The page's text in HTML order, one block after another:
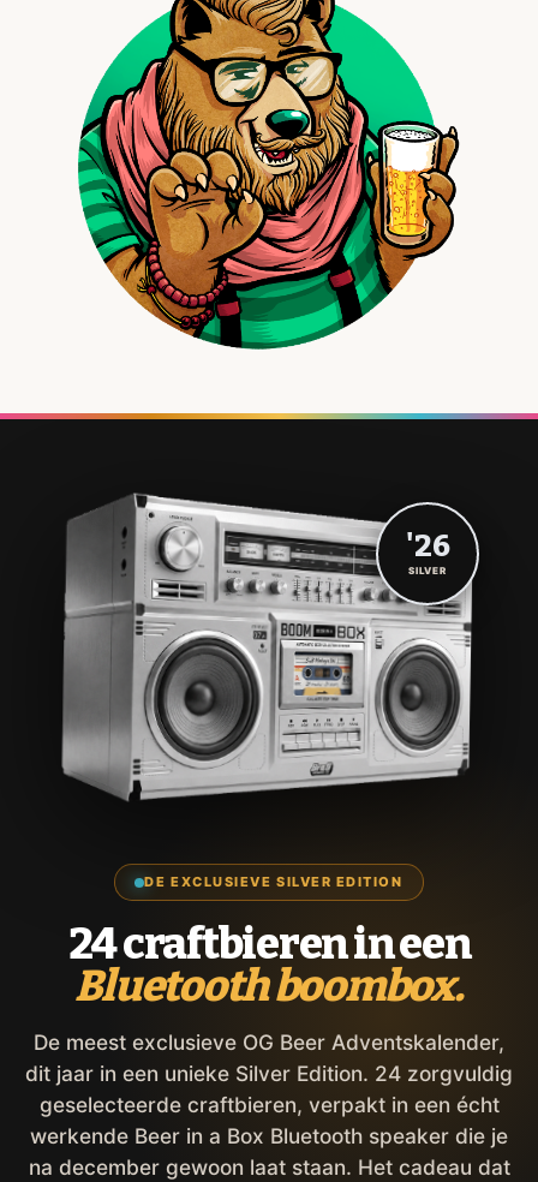
DE EXCLUSIEVE SILVER EDITION
24 craftbieren in een
Bluetooth boombox.
De meest exclusieve OG Beer Adventskalender,
dit jaar in een unieke Silver Edition. 24 zorgvuldig
geselecteerde craftbieren, verpakt in een écht
werkende Beer in a Box Bluetooth speaker die je
na december gewoon laat staan. Het cadeau dat
'26
SILVER